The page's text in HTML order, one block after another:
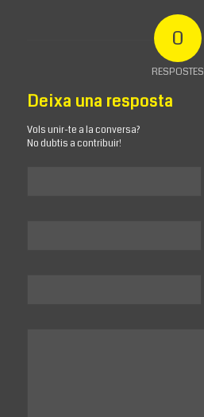
0
RESPOSTES
Deixa una resposta
Vols unir-te a la conversa?
No dubtis a contribuir!